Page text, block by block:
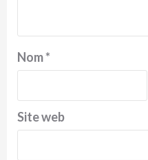
Nom*
Site web